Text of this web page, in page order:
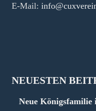
E-Mail:
NEUESTEN
Neue Königsfamilie